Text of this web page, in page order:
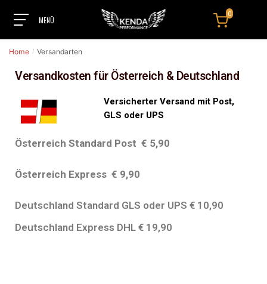
Home / Versandarten
Versandkosten für Österreich & Deutschland
Versicherter Versand mit Post,
GLS oder UPS
Österreich Standard Post € 5,90
Österreich Express € 9,90
Deutschland Standard GLS oder UPS € 10,90
Deutschland Express DHL € 19,90
0